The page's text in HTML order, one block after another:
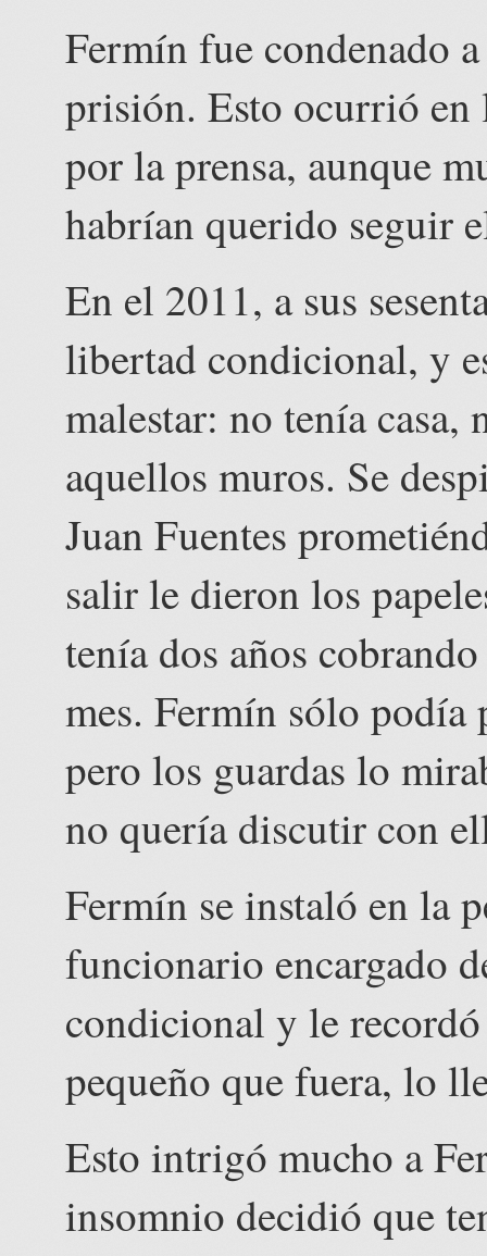
Fermín fue condenado
prisión. Esto ocurrió
por la prensa, aunque
habrían querido seguir
En el 2011, a sus
libertad condicional, y
malestar: no tenía
aquellos muros. Se
Juan Fuentes
salir le dieron los
tenía dos años
mes. Fermín sólo podía
pero los guardas lo
no quería discutir con
Fermín se instaló en la
funcionario encargado
condicional y le
pequeño que fuera, lo
Esto intrigó mucho a
insomnio decidió que